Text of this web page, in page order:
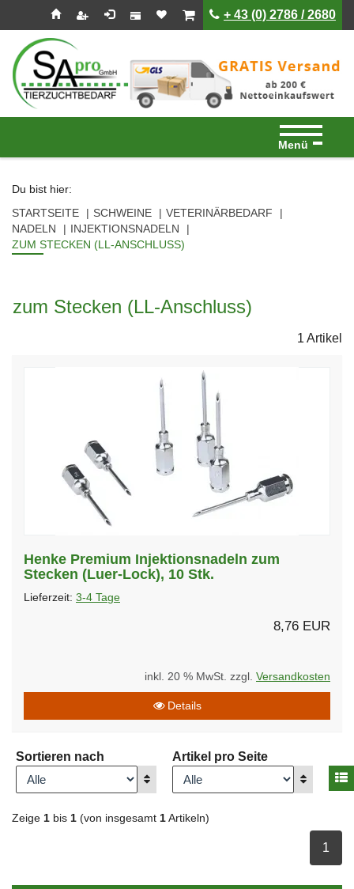
Seitenebreiche:
ist leerist leer+ 43 (0) 2786 / 2680
Menü
Du bist hier:
STARTSEITE
SCHWEINE
VETERINÄRBEDARF
NADELN
INJEKTIONSNADELN
ZUM STECKEN (LL-ANSCHLUSS)
zum Stecken (LL-Anschluss)
1 Artikel
Henke Premium Injektionsnadeln zum
Stecken (Luer-Lock), 10 Stk.
Lieferzeit: 3-4 Tage
8,76 EUR
inkl. 20 % MwSt. zzgl. Versandkosten
Details
Sortieren nach
Anzeigen
Artikel pro Seite
Anzeigen
Zeige 1 bis 1 (von insgesamt 1 Artikeln)
1